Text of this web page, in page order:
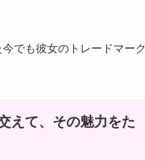
でも彼女のトレードマーク
えて、その魅力をた